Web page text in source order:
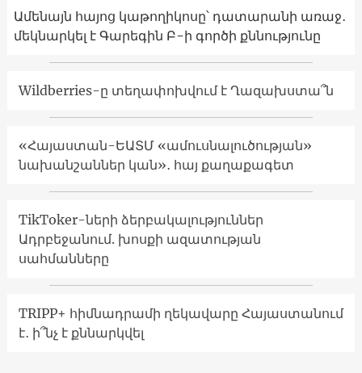
Ամենայն հայոց կաթողիկոսը՝ դատարանի առաջ․
մեկնարկել է Գարեգին Բ-ի գործի քննությունը
Wildberries-ը տեղափոխվում է Ղազախստա՞ն
«Հայաստան-ԵԱՏՄ «ամուսնալուծության»
նախանշաններ կան»․ հայ քաղաքագետ
TikToker-ների ձերբակալություններ
Ադրբեջանում. խոսքի ազատության
սահմանները
TRIPP+ հիմնադրամի ղեկավարը Հայաստանում
է․ ի՞նչ է քննարկվել